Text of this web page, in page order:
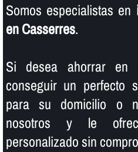
Somos especialistas en
en Casserres.
Si desea ahorrar
conseguir un perfecto
para su domicilio o
nosotros y le
personalizado sin